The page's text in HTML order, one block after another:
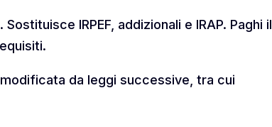
IRPEF, addizionali e IRAP. Paghi il
da leggi successive, tra cui